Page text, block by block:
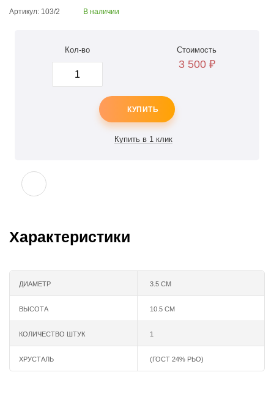
Артикул: 103/2 В наличии
Кол-во Стоимость
3 500 ₽
КУПИТЬ
Характеристики
ДИАМЕТР 3.5 СМ
ВЫСОТА 10.5 СМ
КОЛИЧЕСТВО ШТУК 1
ХРУСТАЛЬ (ГОСТ 24% РЬО)